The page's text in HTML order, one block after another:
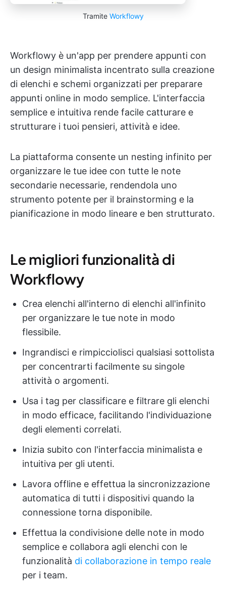
Tramite Workflowy
Workflowy è un'app per prendere appunti con
un design minimalista incentrato sulla creazione
di elenchi e schemi organizzati per preparare
appunti online in modo semplice. L'interfaccia
semplice e intuitiva rende facile catturare e
strutturare i tuoi pensieri, attività e idee.
La piattaforma consente un nesting infinito per
organizzare le tue idee con tutte le note
secondarie necessarie, rendendola uno
strumento potente per il brainstorming e la
pianificazione in modo lineare e ben strutturato.
Le migliori funzionalità di
Workflowy
Crea elenchi all'interno di elenchi all'infinito
per organizzare le tue note in modo
flessibile.
Ingrandisci e rimpicciolisci qualsiasi sottolista
per concentrarti facilmente su singole
attività o argomenti.
Usa i tag per classificare e filtrare gli elenchi
in modo efficace, facilitando l'individuazione
degli elementi correlati.
Inizia subito con l'interfaccia minimalista e
intuitiva per gli utenti.
Lavora offline e effettua la sincronizzazione
automatica di tutti i dispositivi quando la
connessione torna disponibile.
Effettua la condivisione delle note in modo
semplice e collabora agli elenchi con le
funzionalità di collaborazione in tempo reale
per i team.